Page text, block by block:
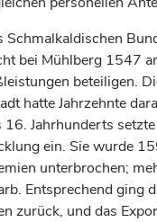
Schmalkaldischen
bei Mühlberg 1547
beteiligen.
hatte Jahrzehnte
16. Jahrhunderts
ein. Sie wurde
unterbrochen;
Entsprechend ging
zurück, und das